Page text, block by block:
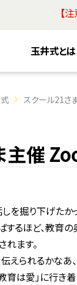
【
玉井式とは
スクール21さ
主催
掘り下げたかっ
るほど、教育の
ます。
えられるかなあ、
育は愛」に行き